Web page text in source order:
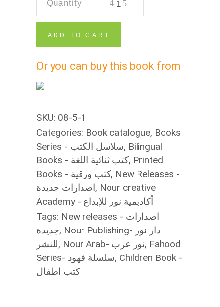
أصدقاء
إلى
quantity
ADD TO CART
SKU: 08-5-1
Categories: Book catalogue, Books
Series - سلاسل الكتب, Bilingual
Books - كتب ثنائية اللغة, Printed
Books - كتب ورقية, New Releases -
اصدارات جديدة, Nour creative
Academy - أكاديمية نور للإبداع
Tags: New releases - اصدارات
جديدة, Nour Publishing- دار نور
للنشر, Nour Arab- نور عرب, Fahood
Series- سلسلة فهود, Children Book -
كتب اطفال